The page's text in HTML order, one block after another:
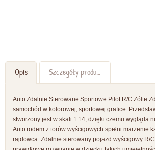
Opis Szczegóły produktu
Auto Zdalnie Sterowane Sportowe Pilot R/C Żółte
samochód w kolorowej, sportowej grafice.
stworzony jest w skali 1:14, dzięki czemu wygląda
Auto rodem z torów wyścigowych spełni marzenie
rajdowca. Zdalnie sterowany pojazd wyścigowy R/